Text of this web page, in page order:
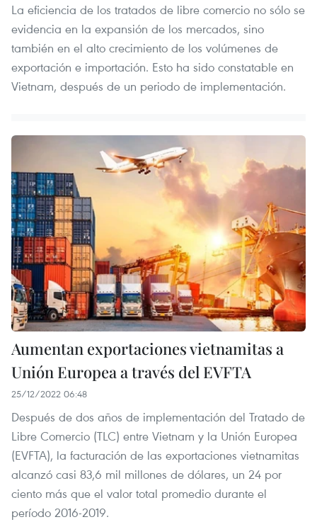
La eficiencia de los tratados de libre comercio no sólo se
evidencia en la expansión de los mercados, sino
también en el alto crecimiento de los volúmenes de
exportación e importación. Esto ha sido constatable en
Vietnam, después de un periodo de implementación.
Aumentan exportaciones vietnamitas a
Unión Europea a través del EVFTA
25/12/2022 06:48
Después de dos años de implementación del Tratado de
Libre Comercio (TLC) entre Vietnam y la Unión Europea
(EVFTA), la facturación de las exportaciones vietnamitas
alcanzó casi 83,6 mil millones de dólares, un 24 por
ciento más que el valor total promedio durante el
período 2016-2019.